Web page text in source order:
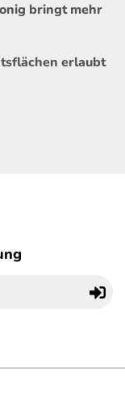
bringt mehr
erlaubt